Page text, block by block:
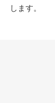
します。